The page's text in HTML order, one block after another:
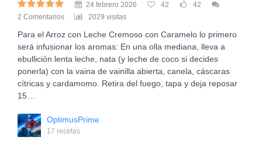
24 febrero 2026 42
42
2 Comentarios
2029 visitas
Para el Arroz con Leche Cremoso con Caramelo lo primero
será infusionar los aromas: En una olla mediana, lleva a
ebullición lenta leche, nata (y leche de coco si decides
ponerla) con la vaina de vainilla abierta, canela, cáscaras
cítricas y cardamomo. Retira del fuego, tapa y deja reposar
15…
OptimusPrime
17 recetas